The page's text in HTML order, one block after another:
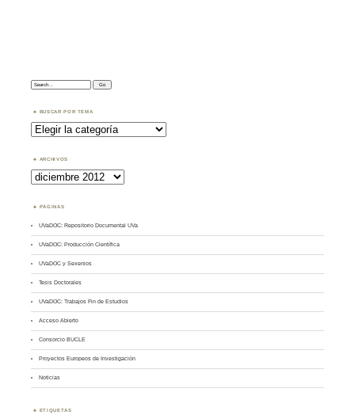
Search:
BUSCAR POR TEMA
Buscar
por
Tema
ARCHIVOS
Archivos
PÁGINAS
UVaDOC: Repositorio Documental UVa
UVaDOC: Producción Científica
UVaDOC y Sexenios
Tesis Doctorales
UVaDOC: Trabajos Fin de Estudios
Acceso Abierto
Consorcio BUCLE
Proyectos Europeos de Investigación
Noticias
ETIQUETAS